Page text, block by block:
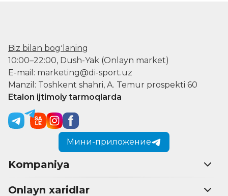
Biz bilan bogʻlaning
10:00–22:00, Dush-Yak (Onlayn market)
E-mail: marketing@di-sport.uz
Manzil: Toshkent shahri, A. Temur prospekti 60
Etalon ijtimoiy tarmoqlarda
Мини-приложение
Kompaniya
Onlayn xaridlar